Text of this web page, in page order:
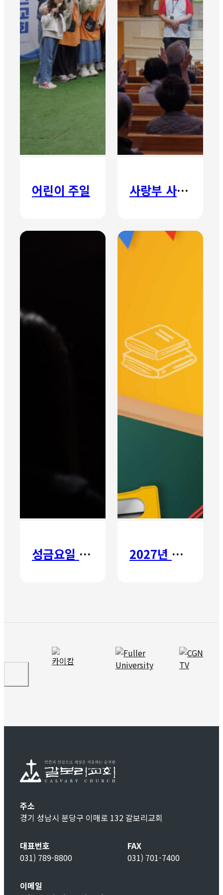
어린이 주일 사랑부 사랑주일
성금요일 칸타타 2027년 갈보리 어학원 유치부 신입생 모집
주소
경기 성남시 분당구 이매로 132 갈보리교회
대표번호
031) 789-8800
FAX
031) 701-7400
이메일